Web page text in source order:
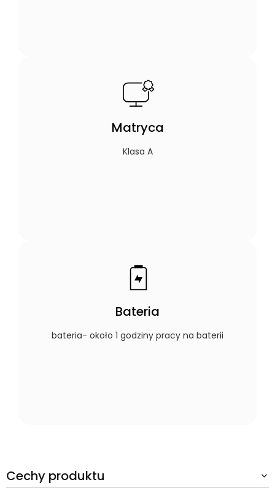
Matryca
Klasa A
Bateria
bateria- około 1 godziny pracy na baterii
Cechy produktu